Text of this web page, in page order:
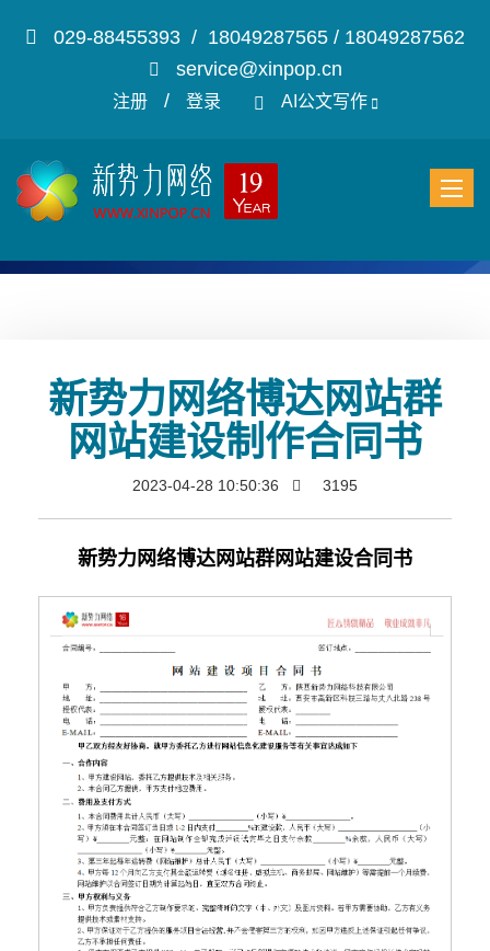
029-88455393 / 18049287565 / 18049287562
service@xinpop.cn
注册/ 登录 AI公文写作
新势力网络博达网站群
网站建设制作合同书
2023-04-28 10:50:36 3195
新势力网络博达网站群网站建设合同书